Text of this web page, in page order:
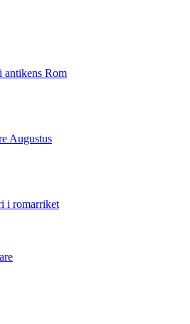
Rom
Augustus
i romarriket